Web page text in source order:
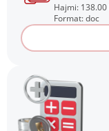
Hajmi: 138.00
Format: doc